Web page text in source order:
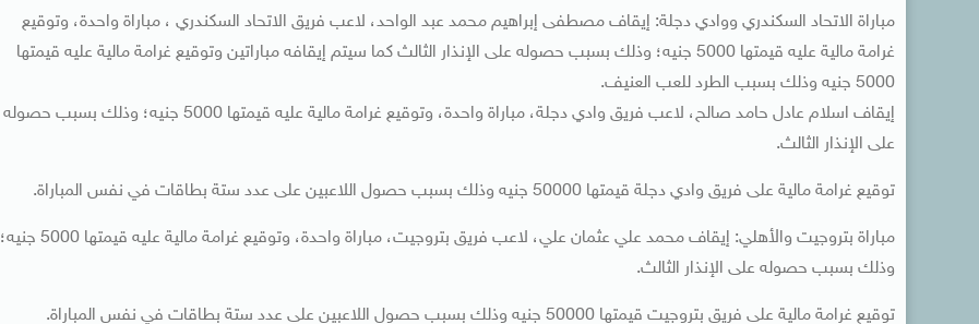
مباراة الاتحاد السكندري ووادي دجلة: إيقاف مصطفى إبراهيم محمد عبد الواحد، لاعب فريق الاتحاد السكندري ، مباراة واحدة، وتوقيع
غرامة مالية عليه قيمتها 5000 جنيه؛ وذلك بسبب حصوله على الإنذار الثالث كما سيتم إيقافه مباراتين وتوقيع غرامة مالية عليه قيمتها
5000 جنيه وذلك بسبب الطرد للعب العنيف.
إيقاف اسلام عادل حامد صالح، لاعب فريق وادي دجلة، مباراة واحدة، وتوقيع غرامة مالية عليه قيمتها 5000 جنيه؛ وذلك بسبب حصوله
على الإنذار الثالث.
توقيع غرامة مالية على فريق وادي دجلة قيمتها 50000 جنيه وذلك بسبب حصول اللاعبين على عدد ستة بطاقات في نفس المباراة.
مباراة بتروجيت والأهلي: إيقاف محمد علي عثمان علي، لاعب فريق بتروجيت، مباراة واحدة، وتوقيع غرامة مالية عليه قيمتها 5000 جنيه؛
وذلك بسبب حصوله على الإنذار الثالث.
توقيع غرامة مالية على فريق بتروجيت قيمتها 50000 جنيه وذلك بسبب حصول اللاعبين على عدد ستة بطاقات في نفس المباراة.